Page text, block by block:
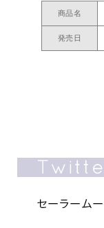
商品名
発売日